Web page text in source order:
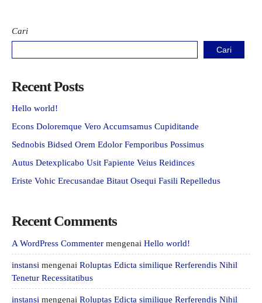
Cari
Cari
Recent Posts
Hello world!
Econs Doloremque Vero Accumsamus Cupiditande
Sednobis Bidsed Orem Edolor Femporibus Possimus
Autus Detexplicabo Usit Fapiente Veius Reidinces
Eriste Vohic Erecusandae Bitaut Osequi Fasili Repelledus
Recent Comments
A WordPress Commenter mengenai Hello world!
instansi mengenai Roluptas Edicta similique Rerferendis Nihil
Tenetur Recessitatibus
instansi mengenai Roluptas Edicta similique Rerferendis Nihil